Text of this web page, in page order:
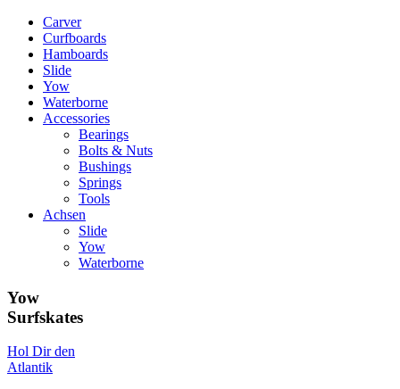
Carver
Curfboards
Hamboards
Slide
Yow
Waterborne
Accessories
Bearings
Bolts & Nuts
Bushings
Springs
Tools
Achsen
Slide
Yow
Waterborne
Yow
Surfskates
Hol Dir den
Atlantik